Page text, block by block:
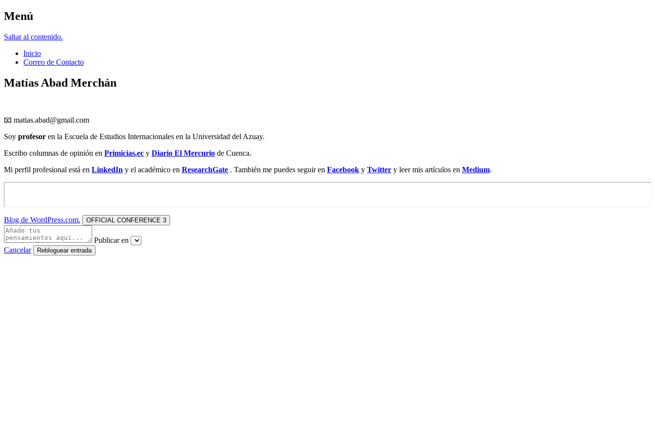
Menú
Saltar al contenido.
Inicio
Correo de Contacto
Matías Abad Merchán
📧 matias.abad@gmail.com
Soy profesor en la Escuela de Estudios Internacionales en la Universidad del Azuay.
Escribo columnas de opinión en Primicias.ec y Diario El Mercurio de Cuenca.
Mi perfil profesional está en LinkedIn y el académico en ResearchGate . También me puedes seguir en Facebook y Twitter y leer mis artículos en Medium.
Blog de WordPress.com. OFFICIAL CONFERENCE 3
Publicar en
Cancelar